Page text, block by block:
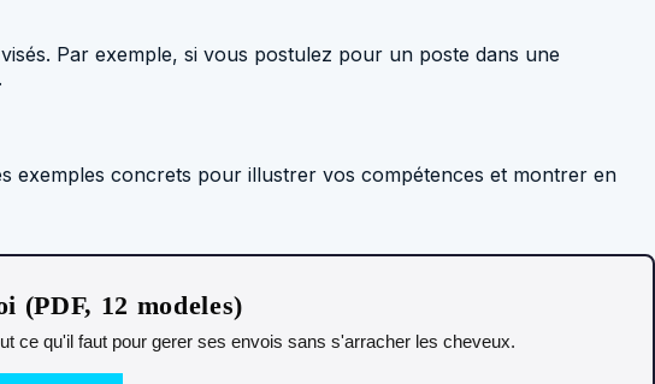
Par exemple, si vous postulez pour un poste dans une
exemples concrets pour illustrer vos compétences et montrer en
(PDF, 12 modeles)
ce qu'il faut pour gerer ses envois sans s'arracher les cheveux.